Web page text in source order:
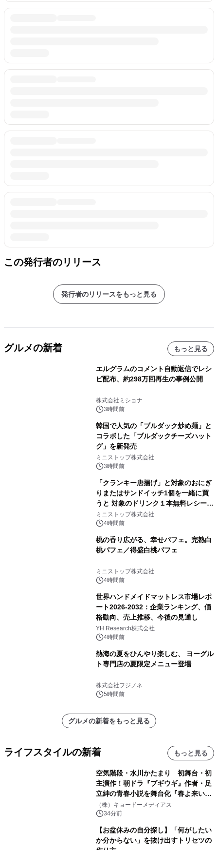
この発行者のリリース
発行者のリリースをもっと見る
グルメの新着 もっと見る
エルグラムのコメント自動返信でレシ
ピ配布、約298万回再生の事例公開
株式会社ミショナ
3時間前
韓国で人気の「ブルダック炒め麺」と
コラボした「ブルダックチーズハット
グ」を新発売
ミニストップ株式会社
3時間前
「クランキー唐揚げ」と対象のおにぎ
りまたはサンドイッチ1個を一緒に買
うと 対象のドリンク１本無料レシート
クーポンもらえる！※1
ミニストップ株式会社
4時間前
桃の香り広がる、幸せパフェ。完熟白
桃パフェ／得盛白桃パフェ
ミニストップ株式会社
4時間前
世界ハンドメイドマットレス市場レポ
ート2026-2032：企業ランキング、価
格動向、売上推移、今後の見通し
YH Research株式会社
4時間前
熱海の夏をひんやり楽しむ、 ヨーグル
ト専門店の夏限定メニュー登場
株式会社フジノネ
5時間前
グルメの新着をもっと見る
ライフスタイルの新着 もっと見る
空気階段・水川かたまり 初舞台・初
主演作！朝ドラ『ブギウギ』作者・足
立紳の青春小説を舞台化『春よ来い、
マジで来い』キービジュアル解禁！
（株）キョードーメディアス
34分前
【お盆休みの自分探し】「何がしたい
か分からない」を抜け出すトリセツの